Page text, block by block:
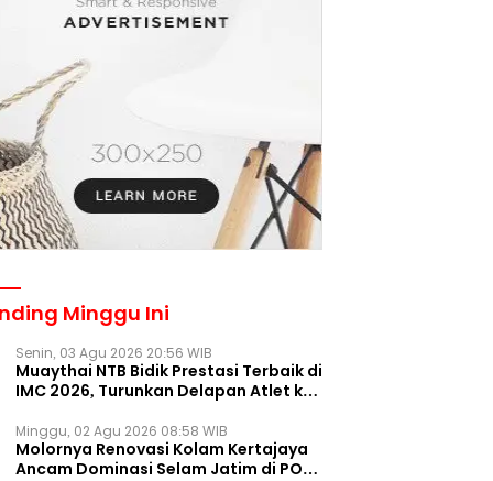
Minggu Ini
Senin, 03 Agu 2026 20:56 WIB
Muaythai NTB Bidik Prestasi Terbaik di
IMC 2026, Turunkan Delapan Atlet ke
Minggu, 02 Agu 2026 08:58 WIB
Molornya Renovasi Kolam Kertajaya
Ancam Dominasi Selam Jatim di PON